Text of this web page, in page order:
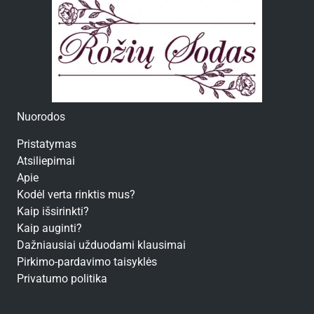
Nuorodos
Pristatymas
Atsiliepimai
Apie
Kodėl verta rinktis mus?
Kaip išsirinkti?
Kaip auginti?
Dažniausiai užduodami klausimai
Pirkimo-pardavimo taisyklės
Privatumo politika